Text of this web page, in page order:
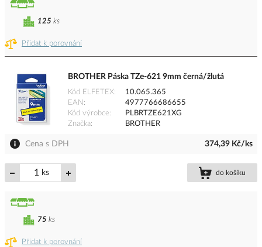
Přidat k porovnání
125 ks
BROTHER Páska TZe-621 9mm černá/žlutá
Kód ELFETEX
10.065.365
EAN
4977766686655
Kód výrobce
PLBRTZE621XG
Značka
BROTHER
Cena s DPH 374,39 Kč/ks
ks do košíku
Přidat k porovnání
75 ks